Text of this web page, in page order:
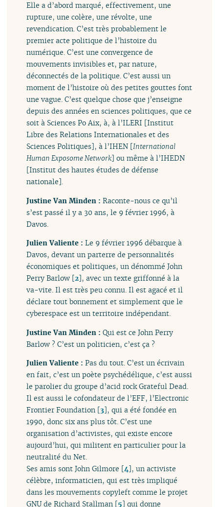
Elle a d’abord marqué, effectivement, une
rupture, une colère, une révolte, une
revendication. C’est très probablement le
premier acte politique de l’histoire du
numérique. C’est une convergence de
mouvements invisibles et, par nature,
déconnectés de la politique. C’est aussi un
moment de l’histoire où des petites gouttes font
une vague. C’est quelque chose que j’enseigne
depuis des années en sciences politiques, que ce
soit à Sciences Po Aix, à, à l’ILERI [Institut
Libre des Relations Internationales et des
Sciences Politiques], à l’IHEN [International
Human Exposome Network] ou même à l’IHEDN
[Institut des hautes études de défense
nationale].
Justine Van Minden :Raconte-nous ce qu’il
s’est passé il y a 30 ans, le 9 février 1996, à
Davos.
Julien Valiente :Le 9 février 1996 débarque à
Davos, devant un parterre de personnalités
économiques et politiques, un dénommé John
Perry Barlow [2], avec un texte griffonné à la
va-vite. Il est très peu connu. Il est agacé et il
déclare tout bonnement et simplement que le
cyberespace est un territoire indépendant.
Justine Van Minden :Qui est ce John Perry
Barlow ? C’est un politicien, c’est ça ?
Julien Valiente :Pas du tout. C’est un écrivain
en fait, c’est un poète psychédélique, c’est aussi
le parolier du groupe d’acid rock Grateful Dead.
Il est aussi le cofondateur de l’EFF, l’Electronic
Frontier Foundation [3], qui a été fondée en
1990, donc six ans plus tôt. C’est une
organisation d’activistes, qui existe encore
aujourd’hui, qui militent en particulier pour la
neutralité du Net.
Ses amis sont John Gilmore [4], un activiste
célèbre, informaticien, qui est très impliqué
dans les mouvements copyleft comme le projet
GNU de Richard Stallman [5] qui donne